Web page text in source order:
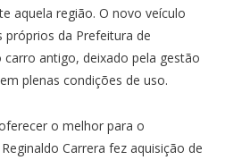
aquela região. O novo veículo
da Prefeitura de
antigo, deixado pela gestão
plenas condições de uso.
o melhor para o
Carrera fez aquisição de